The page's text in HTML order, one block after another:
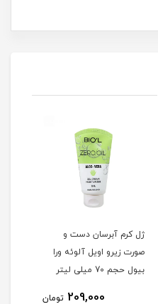
ژل کرم آبرسان دست و
صورت زیرو اویل آلوئه ورا
بیول حجم 70 میلی لیتر
209,000 تومان